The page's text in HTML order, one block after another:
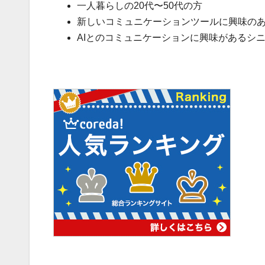
一人暮らしの20代〜50代の方
新しいコミュニケーションツールに興味の
AIとのコミュニケーションに興味があるシ